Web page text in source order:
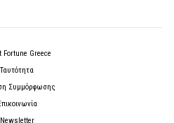
Fortune Greece
Ταυτότητα
Συμμόρφωσης
Newsletter